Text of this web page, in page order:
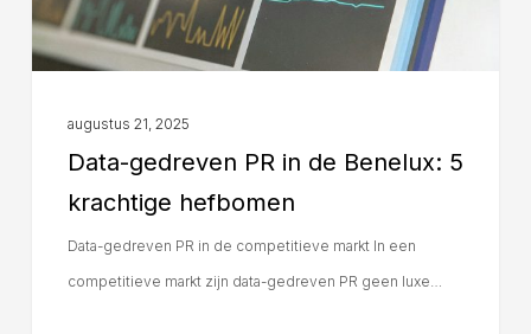
augustus 21, 2025
Data-gedreven PR in de Benelux: 5
krachtige hefbomen
Data-gedreven PR in de competitieve markt In een
competitieve markt zijn data-gedreven PR geen luxe…